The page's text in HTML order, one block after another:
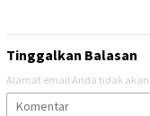
Tinggalkan Balasan
Alamat email Anda tidak